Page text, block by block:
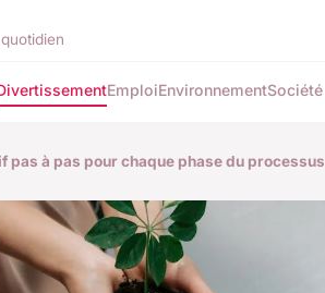
EmploiEnvironnementSociété
à pas pour chaque phase du processus